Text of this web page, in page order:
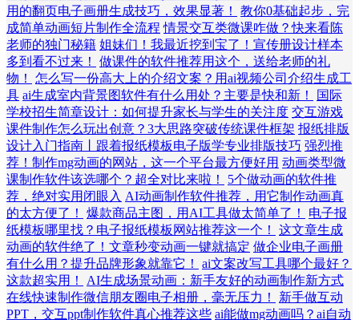
用的翻页电子画册生成技巧，效果显著！
教你0基础起步，完
成简单动画短片制作全流程 情景交互类微课咋做？快来看陈
老师的独门秘籍 姐妹们！我最近挖到宝了！宣传册设计样本
多到看不过来！
做课件的软件推荐用这个，送给老师的礼
物！
怎么写一份高大上的介绍文案？用ai视频公司介绍生成工
具 ai生成室内背景图软件有什么用处？主要是快和新！
国际
学校招生简章设计：如何提升家长与学生的关注度 交互游戏
课件制作怎么玩出创意？3大思路突破传统课件框架 报纸排版
设计入门指南丨跟着报纸模板电子版学专业排版技巧 强烈推
荐！制作mg动画的网站，这一个平台最方便好用 动画类型微
课制作软件该选哪个？超全对比来啦！
5个做动画的软件推
荐，绝对实用闭眼入 AI动画制作软件推荐，用它制作动画真
的太方便了！
爆款商品主图，用AI工具做太简单了！
电子报
纸模板哪里找？电子报纸模板网站推荐这一个！
这文章生成
动画的软件绝了！文章秒变动画一键就搞定 做企业电子画册
有什么用？提升品牌形象就靠它！
ai文案改写工具哪个最好？
这款超实用！
AI生成场景动画：新手友好的动画制作新方式
在线快速制作微信朋友圈电子相册，毫无压力！
新手做互动
PPT，交互ppt制作软件真心推荐这些 ai能做mg动画吗？ai自动